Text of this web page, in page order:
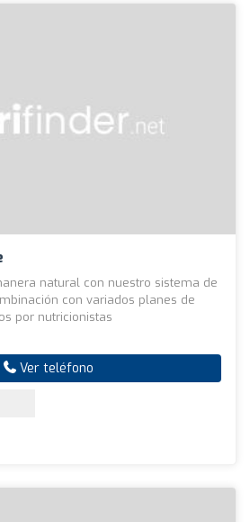
natural con nuestro sistema de
con variados planes de
por nutricionistas
Ver teléfono